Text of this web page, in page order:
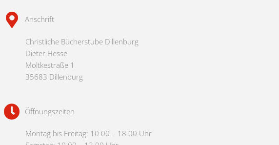
Anschrift
Christliche Bücherstube Dillenburg
Dieter Hesse
Moltkestraße 1
35683 Dillenburg
Öffnungszeiten
Montag bis Freitag: 10.00 – 18.00 Uhr